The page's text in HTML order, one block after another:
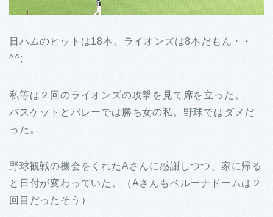
日ハムのヒットは18本。ライオンズは8本だもん・・
^^;
私等は２回のライオンズの攻撃を見て席を立った。
バスケットとバレーでは勝ち女の私。野球ではダメだ
った。
野球観戦の機会をくれたAさんに感謝しつつ、家に帰る
と日付が変わっていた。（Aさんもベルーナドームは２
回目だったそう）